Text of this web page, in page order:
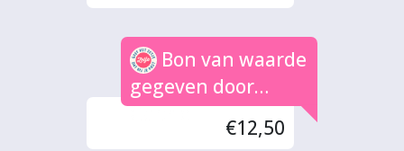
Bon van waarde
gegeven door
Gabriel
€12,50